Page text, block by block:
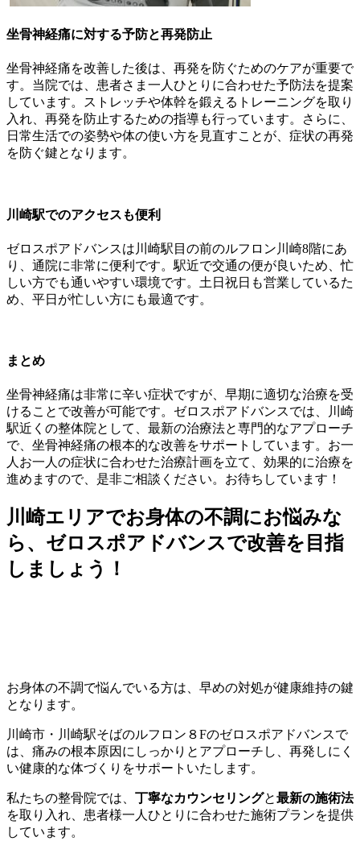
坐骨神経痛に対する予防と再発防止
坐骨神経痛を改善した後は、再発を防ぐためのケアが重要で
す。当院では、患者さま一人ひとりに合わせた予防法を提案
しています。ストレッチや体幹を鍛えるトレーニングを取り
入れ、再発を防止するための指導も行っています。さらに、
日常生活での姿勢や体の使い方を見直すことが、症状の再発
を防ぐ鍵となります。
川崎駅でのアクセスも便利
ゼロスポアドバンスは川崎駅目の前のルフロン川崎8階にあ
り、通院に非常に便利です。駅近で交通の便が良いため、忙
しい方でも通いやすい環境です。土日祝日も営業しているた
め、平日が忙しい方にも最適です。
まとめ
坐骨神経痛は非常に辛い症状ですが、早期に適切な治療を受
けることで改善が可能です。ゼロスポアドバンスでは、川崎
駅近くの整体院として、最新の治療法と専門的なアプローチ
で、坐骨神経痛の根本的な改善をサポートしています。お一
人お一人の症状に合わせた治療計画を立て、効果的に治療を
進めますので、是非ご相談ください。お待ちしています！
川崎エリアでお身体の不調にお悩みな
ら、ゼロスポアドバンスで改善を目指
しましょう！
お身体の不調で悩んでいる方は、早めの対処が健康維持の鍵
となります。
川崎市・川崎駅そばのルフロン８Fのゼロスポアドバンスで
は、痛みの根本原因にしっかりとアプローチし、再発しにく
い健康的な体づくりをサポートいたします。
私たちの整骨院では、 丁寧なカウンセリングと最新の施術法
を取り入れ、患者様一人ひとりに合わせた施術プランを提供
しています。